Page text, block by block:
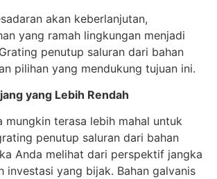
akan keberlanjutan,
yang ramah lingkungan menjadi
penutup saluran dari bahan
pilihan yang mendukung tujuan ini.
yang Lebih Rendah
mungkin terasa lebih mahal untuk
penutup saluran dari bahan
Anda melihat dari perspektif jangka
investasi yang bijak. Bahan galvanis